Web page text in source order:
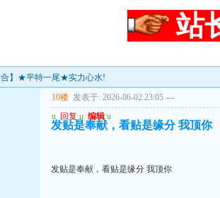
站
合】★平特一尾★实力心水!
10楼 发表于: 2026-06-02 23:05 ---
u 回复 u 编辑 u
发贴是奉献，看贴是缘分 我顶你
发贴是奉献，看贴是缘分 我顶你